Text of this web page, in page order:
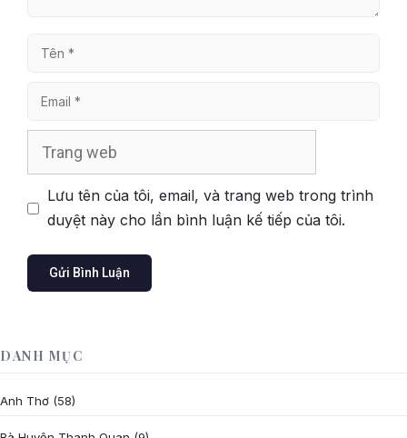
Tên
Email
Lưu tên của tôi, email, và trang web trong trình
duyệt này cho lần bình luận kế tiếp của tôi.
DANH MỤC
Anh Thơ (58)